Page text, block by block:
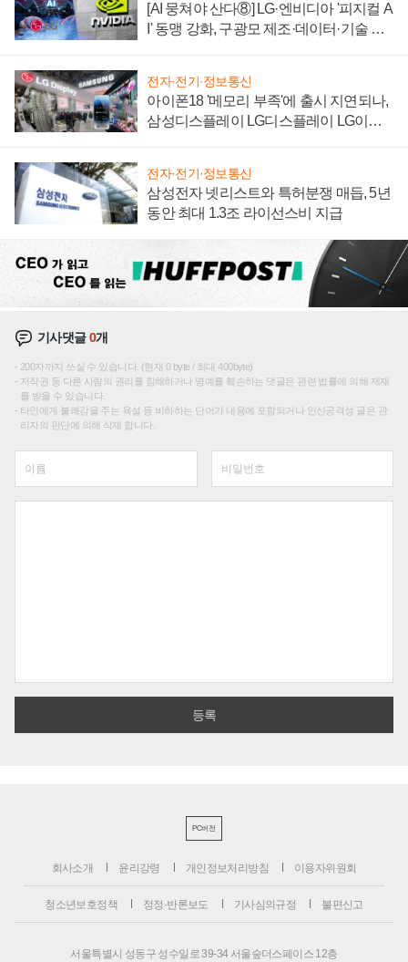
[AI 뭉쳐야 산다⑧] LG·엔비디아 '피지컬 A
I' 동맹 강화, 구광모 제조·데이터·기술 결
전자·전기·정보통신
아이폰18 '메모리 부족'에 출시 지연되나,
삼성디스플레이 LG디스플레이 LG이노
전자·전기·정보통신
삼성전자 넷리스트와 특허분쟁 매듭, 5년
동안 최대 1.3조 라이선스비 지급
기사댓글0개
200자까지 쓰실 수 있습니다. (현재 0 byte / 최대 400byte)
저작권 등 다른 사람의 권리를 침해하거나 명예를 훼손하는 댓글은 관련 법률에 의해 제재
를 받을 수 있습니다.
타인에게 불쾌감을 주는 욕설 등 비하하는 단어가 내용에 포함되거나 인신공격성 글은 관
리자의 판단에 의해 삭제 합니다.
PC버전
회사소개 윤리강령 개인정보처리방침 이용자위원회
청소년보호정책 정정·반론보도 기사심의규정 불편신고
서울특별시 성동구 성수일로 39-34 서울숲더스페이스 12층